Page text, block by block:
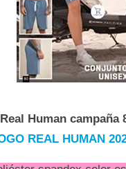
Human campaña
REAL HUMAN